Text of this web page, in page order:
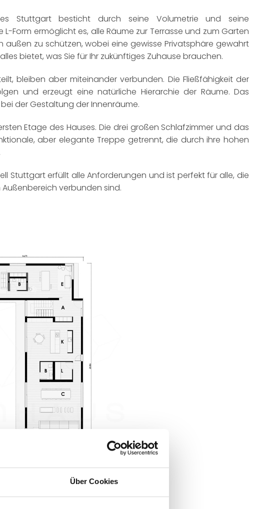
Über Cookies
Stuttgart besticht durch seine Volumetrie und seine
Form ermöglicht es, alle Räume zur Terrasse und zum Garten
außen zu schützen, wobei eine gewisse Privatsphäre gewahrt
bietet, was Sie für Ihr zukünftiges Zuhause brauchen.
bleiben aber miteinander verbunden. Die Fließfähigkeit der
und erzeugt eine natürliche Hierarchie der Räume. Das
der Gestaltung der Innenräume.
Etage des Hauses. Die drei großen Schlafzimmer und das
aber elegante Treppe getrennt, die durch ihre hohen
Stuttgart erfüllt alle Anforderungen und ist perfekt für alle, die
verbunden sind.